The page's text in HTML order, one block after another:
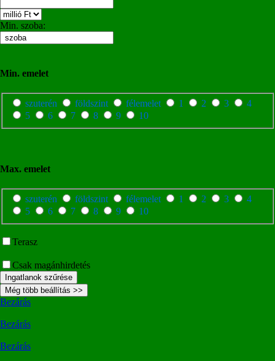
Min. szoba:
Min. emelet
szuterén földszint félemelet 1 2 3
4
5
6 7 8 9 10
Max. emelet
szuterén földszint félemelet 1 2 3
4
5
6 7 8 9 10
Terasz
Csak magánhirdetés
Ingatlanok szűrése
Még több beállítás >>
Bezárás
Bezárás
Bezárás